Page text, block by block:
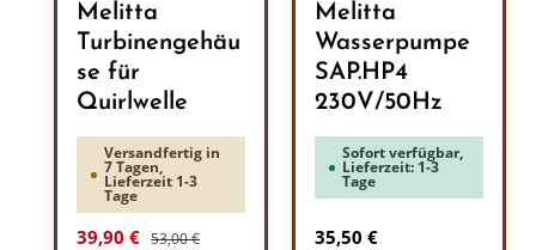
Melitta
Turbinengehäu
se für
Quirlwelle
Versandfertig in
7 Tagen,
Lieferzeit 1-3
Tage
Verkaufspreis:
39,90 € Regulärer Preis:
53,00 €
Melitta
Wasserpumpe
SAP.HP4
230V/50Hz
Sofort verfügbar,
Lieferzeit: 1-3
Tage
Regulärer Preis:
35,50 €